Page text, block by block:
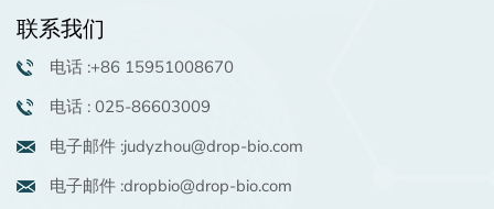
促进蛋白质合成，特别是角蛋白和胶原蛋白的产生，这对
于维持皮肤的保护层至关重要。强化的屏障不仅有助于锁
住水分，还能防止外界刺激，从而降低皮肤的敏感度。维
少由紫外线和污染等环境因素引起的氧化应激。这种保护
作用进一步减少皮肤刺激感并支持皮肤健康。共有三种不
同规格 滴护理® VB12 提供给客户。维生素B12温和高
效，通过舒缓、修复、保护等多重作用，显着改善敏感肌
联系我们
电话 :+86 15951008670
电话 : 025-86603009
电子邮件 :judyzhou@drop-bio.com
电子邮件 :dropbio@drop-bio.com